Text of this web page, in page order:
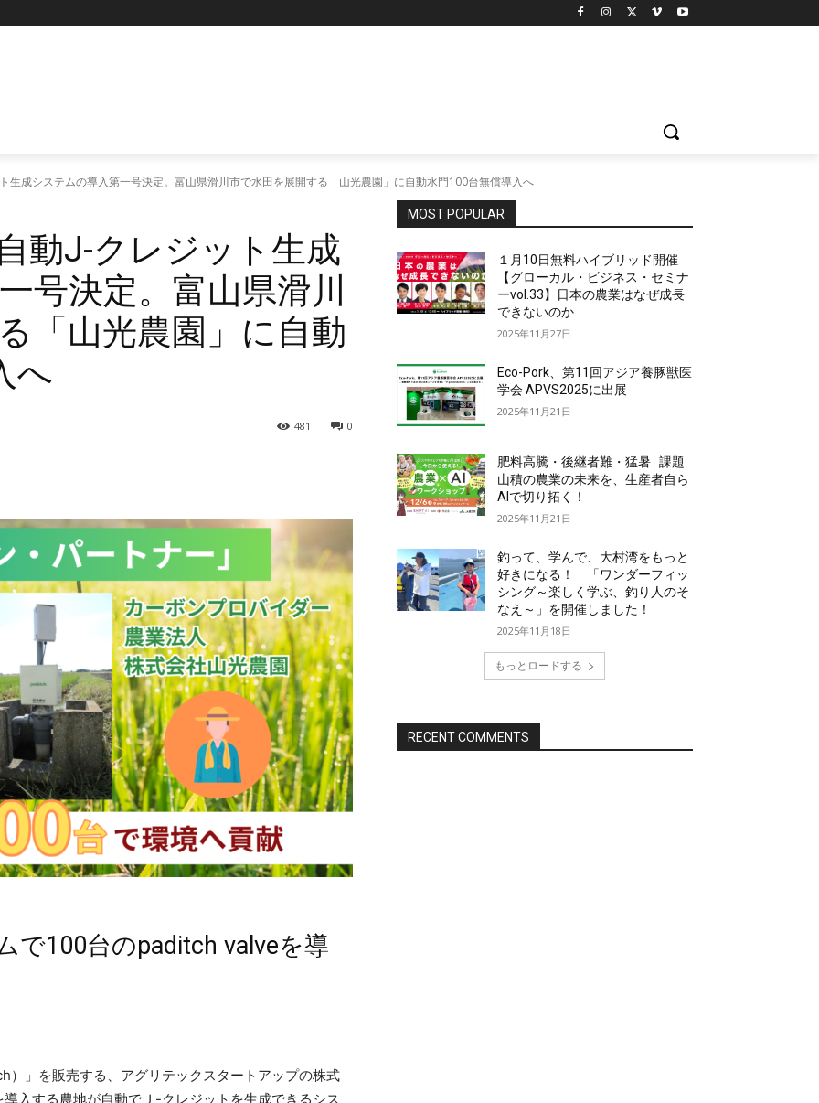
生成システムの導入第一号決定。富山県滑川市で水田を展開する「山光農園」に自動水門100台無償導入へ
動J-クレジット生成
号決定。富山県滑川
「山光農園」に自動
へ
0
481
で100台のpaditch valveを導
」を販売する、アグリテックスタートアップの株式
入する農地が自動でＪ-クレジットを生成できるシス
MOST POPULAR
１月10日無料ハイブリッド開催
【グローカル・ビジネス・セミナ
ーvol.33】日本の農業はなぜ成長
できないのか
2025年11月27日
Eco-Pork、第11回アジア養豚獣医
学会 APVS2025に出展
2025年11月21日
肥料高騰・後継者難・猛暑…課題
山積の農業の未来を、生産者自ら
AIで切り拓く！
2025年11月21日
釣って、学んで、大村湾をもっと
好きになる！ 「ワンダーフィッ
シング～楽しく学ぶ、釣り人のそ
なえ～」を開催しました！
2025年11月18日
もっとロードする
RECENT COMMENTS